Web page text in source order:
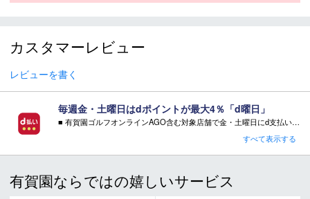
・「サイズ目安」は実寸サイズとは異なり、衣類未着用時の身体サ
てサイズ選びの目安としてください。
・「実寸サイズ」は仕上がりサイズです。サイズ目安とは異なりま
す。また、個体差による若干の誤差があります。
商品在庫につきまして
在庫管理システム連動により、当店が運営する複数ショッピ
ングサイトと共有の設定になっております。
カスタマーレビュー
レビューを書く
毎週金・土曜日はdポイントが最大4％「d曜日」
■ 有賀園ゴルフオンラインAGO含む対象店舗で金・土曜日にd支払いをすると
■ キャンペーン期間：毎週 金・土曜日 AM 0:00 - PM 23:59
注意事項：
すべて表示する
有賀園ならではの嬉しいサービス